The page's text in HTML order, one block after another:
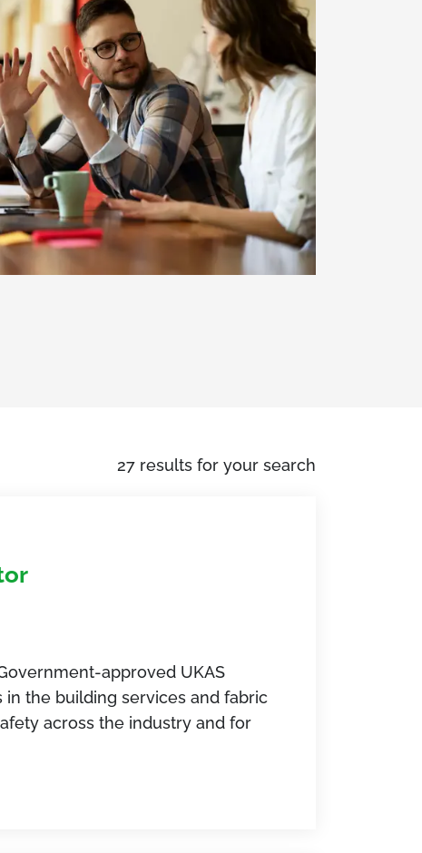
27 results for your search
approved UKAS
the building services and fabric
across the industry and for